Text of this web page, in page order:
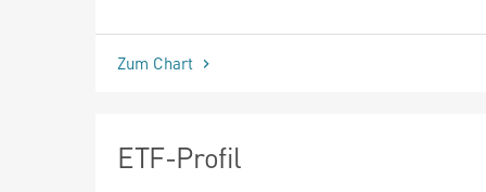
seit Beginn
Zum Chart
ETF-Profil